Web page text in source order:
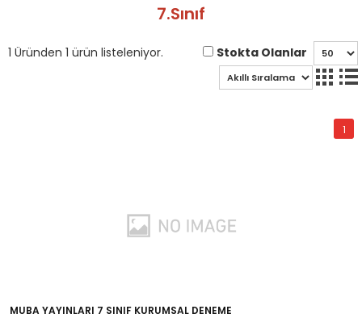
Hobi ve Sanatsal Malzemeler
Oyuncak & Spor Gereçleri
Sözlük-Atlas
7.Sınıf
1 Üründen 1 ürün listeleniyor. Stokta Olanlar
1
MUBA YAYINLARI 7 SINIF KURUMSAL DENEME